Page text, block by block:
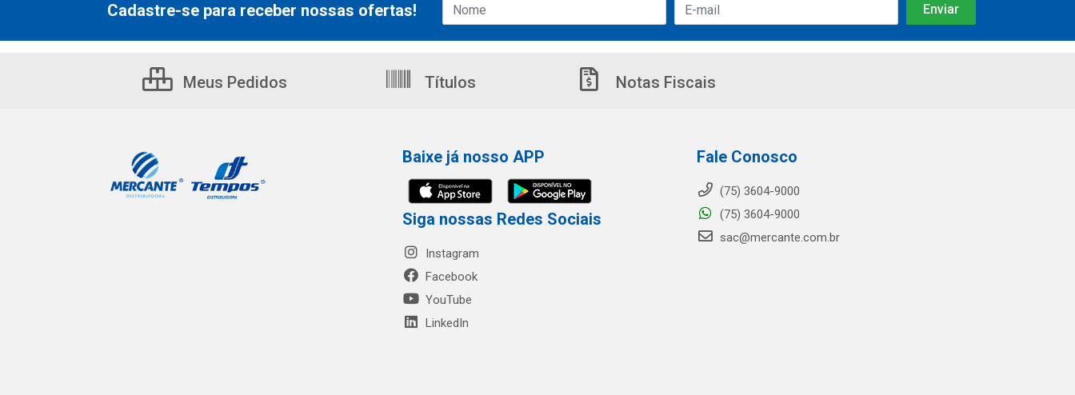
Cadastre-se para receber nossas ofertas!
Meus Pedidos Títulos Notas Fiscais
Baixe já nosso APP
Siga nossas Redes Sociais
Instagram
Facebook
YouTube
LinkedIn
Fale Conosco
(75) 3604-9000
(75) 3604-9000
sac@mercante.com.br